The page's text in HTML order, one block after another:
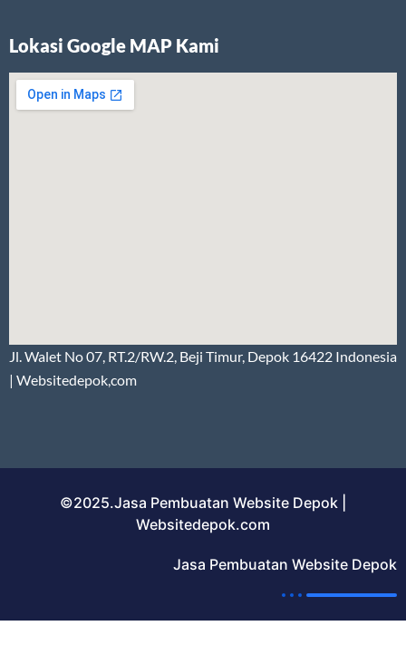
Lokasi Google MAP Kami
Jl. Walet No 07, RT.2/RW.2, Beji Timur, Depok 16422 Indonesia
| Websitedepok,com
©2025.Jasa Pembuatan Website Depok |
Websitedepok.com
Jasa Pembuatan Website Depok